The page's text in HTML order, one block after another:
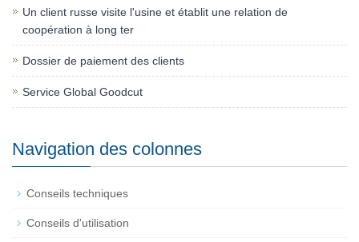
Un client russe visite l'usine et établit une relation de
coopération à long ter
Dossier de paiement des clients
Service Global Goodcut
Navigation des colonnes
Conseils techniques
Conseils d'utilisation